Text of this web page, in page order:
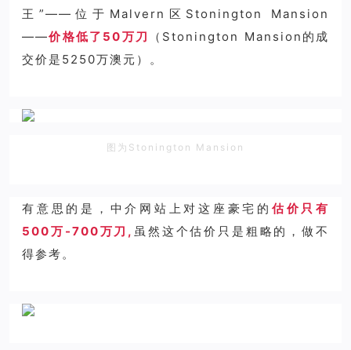
王”——位于Malvern区Stonington Mansion
——价格低了50万刀
（Stonington Mansion的成
交价是5250万澳元）。
图为Stonington Mansion
有意思的是，中介网站上对这座豪宅的 估价只有
500万-700万刀, 虽然这个估价只是粗略的，做不
得参考。